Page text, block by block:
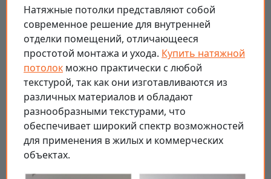
Натяжные потолки представляют собой
современное решение для внутренней
отделки помещений, отличающееся
простотой монтажа и ухода. Купить натяжной
потолок можно практически с любой
текстурой, так как они изготавливаются из
различных материалов и обладают
разнообразными текстурами, что
обеспечивает широкий спектр возможностей
для применения в жилых и коммерческих
объектах.